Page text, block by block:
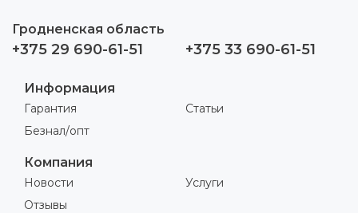
Гродненская область
+375 29 690-61-51 +375 33 690-61-51
Информация
Гарантия
Безнал/опт
Статьи
Компания
Новости
Отзывы
Услуги